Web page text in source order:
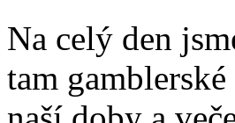
Na celý den
tam